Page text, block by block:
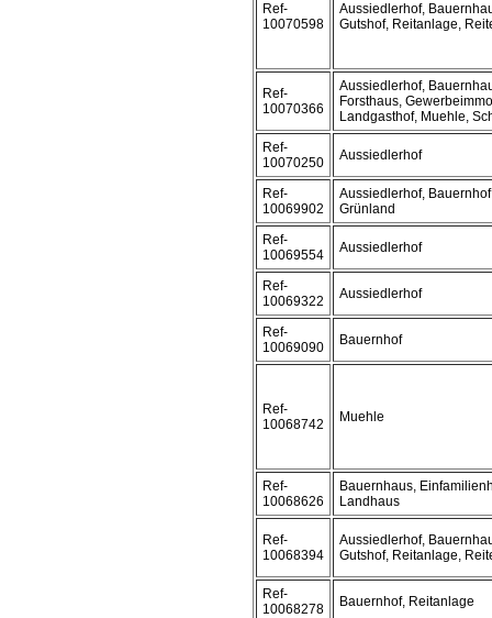
Ref-
10070598
Aussiedlerhof,
Gutshof, Reitanlage,
Ref-
10070366
Aussiedlerhof,
Forsthaus,
Landgasthof, Muehle,
Ref-
10070250
Aussiedlerhof
Ref-
10069902
Aussiedlerhof,
Grünland
Ref-
10069554
Aussiedlerhof
Ref-
10069322
Aussiedlerhof
Ref-
10069090
Bauernhof
Ref-
10068742
Muehle
Ref-
10068626
Bauernhaus,
Landhaus
Ref-
10068394
Aussiedlerhof,
Gutshof, Reitanlage,
Ref-
10068278
Bauernhof, Reitanlage